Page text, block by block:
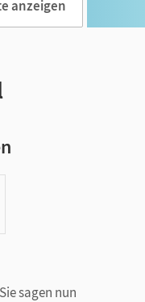
anzeigen
sagen nun